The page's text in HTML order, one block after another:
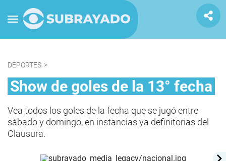
DEPORTES >
Show de goles de la 13° fecha
Vea todos los goles de la fecha que se jugó entre
sábado y domingo, en instancias ya definitorias del
Clausura.